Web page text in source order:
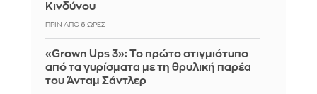
Κινδύνου
ΠΡΙΝ ΑΠΌ 6 ΏΡΕΣ
«Grown Ups 3»: Το πρώτο στιγμιότυπο
από τα γυρίσματα με τη θρυλική παρέα
του Άνταμ Σάντλερ